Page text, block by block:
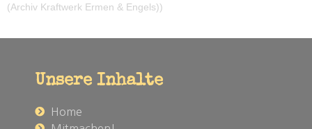
(Archiv Kraftwerk Ermen & Engels))
Unsere Inhalte
Home